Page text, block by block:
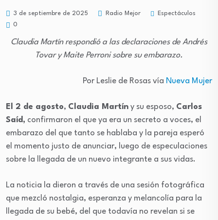
3 de septiembre de 2025 Radio Mejor
Espectáculos
0
Claudia Martín respondió a las declaraciones de Andrés
Tovar y Maite Perroni sobre su embarazo.
Por Leslie de Rosas vía Nueva Mujer
El 2 de agosto, Claudia Martín y su esposo, Carlos
Saíd, confirmaron el que ya era un secreto a voces, el
embarazo del que tanto se hablaba y la pareja esperó
el momento justo de anunciar, luego de especulaciones
sobre la llegada de un nuevo integrante a sus vidas.
La noticia la dieron a través de una sesión fotográfica
que mezcló nostalgia, esperanza y melancolía para la
llegada de su bebé, del que todavía no revelan si se